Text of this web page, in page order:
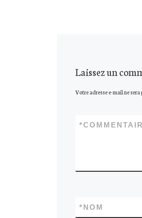
Laissez un
Votre adresse e-mail ne sera
*
NOM
*